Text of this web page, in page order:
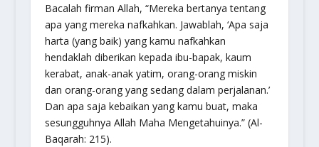
Bacalah firman Allah, “Mereka bertanya tentang
apa yang mereka nafkahkan. Jawablah, ‘Apa saja
harta (yang baik) yang kamu nafkahkan
hendaklah diberikan kepada ibu-bapak, kaum
kerabat, anak-anak yatim, orang-orang miskin
dan orang-orang yang sedang dalam perjalanan.’
Dan apa saja kebaikan yang kamu buat, maka
sesungguhnya Allah Maha Mengetahuinya.”(Al-
Baqarah: 215).